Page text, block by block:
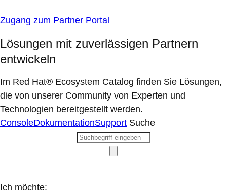
Zugang zum Partner Portal
Lösungen mit zuverlässigen Partnern
entwickeln
Im Red Hat® Ecosystem Catalog finden Sie Lösungen,
die von unserer Community von Experten und
Technologien bereitgestellt werden.
ConsoleDokumentationSupport Suche
Ich möchte: